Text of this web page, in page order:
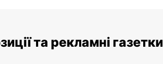
та рекламні газетки